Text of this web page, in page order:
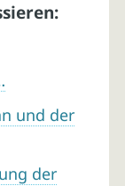
und der
der